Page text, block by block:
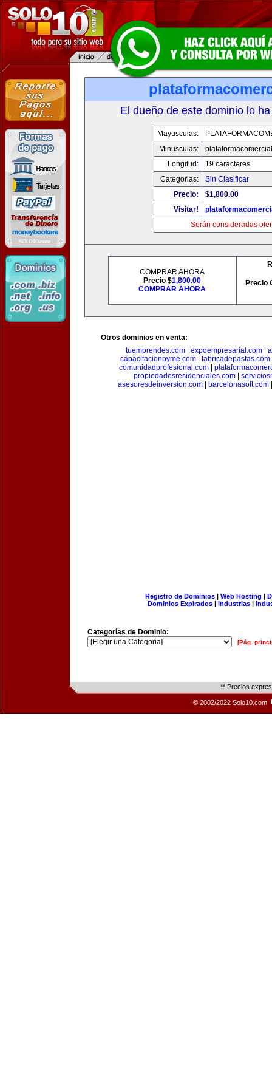
El dueño de este dominio lo
Mayusculas:
Minusculas:
Longitud:
19 caracteres
Categorias:
Sin Clasificar
Precio:
$1,800.00
Visitar!
Serán consideradas
COMPRAR AHORA
Precio $1,800.00
COMPRAR AHORA
Precio
Otros dominios en venta:
tuemprendes.com
expoempresarial.com
capacitacionpyme.com
fabricadepastas.com
comunidadprofesional.com|
propiedadesresidenciales.com
asesoresdeinversion.com
barcelonasoft.com
Registro de Dominios| Web Hosting |
Dominios Expirados | Industrias |
Categorías de Dominio:
[Pág.
** Precios
© 2002/2022 Solo10.com